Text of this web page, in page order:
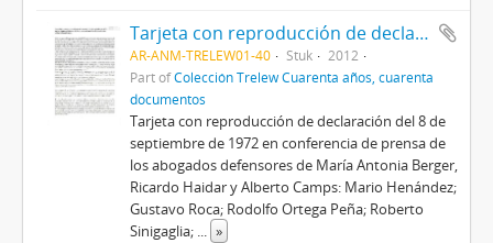
Tarjeta con reproducción de declaración de agobados defensores
AR-ANM-TRELEW01-40 Stuk
2012
Part ofColección Trelew Cuarenta años, cuarenta
documentos
Tarjeta con reproducción de declaración del 8 de
septiembre de 1972 en conferencia de prensa de
los abogados defensores de María Antonia Berger,
Ricardo Haidar y Alberto Camps: Mario Henández;
Gustavo Roca; Rodolfo Ortega Peña; Roberto
Sinigaglia; ... »